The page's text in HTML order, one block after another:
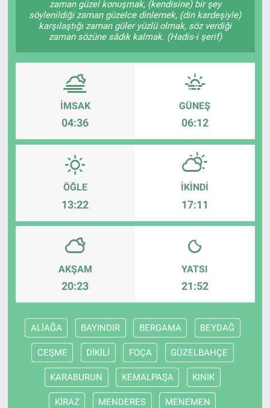
zaman güzel konuşmak, (kendisine) bir şey
söylenildiği zaman güzelce dinlemek, (din kardeşiyle)
karşılaştığı zaman güler yüzlü olmak, söz verdiği
zaman sözüne sâdık kalmak. (Hadis-i şerif)
İMSAK
04:36
GÜNEŞ
06:12
ÖĞLE
13:22
İKINDI
17:11
AKŞAM
20:23
YATSI
21:52
ALİAĞA BAYINDIR BERGAMA BEYDAĞ
CEŞME DİKİLİ FOÇA GÜZELBAHÇE
KARABURUN KEMALPAŞA KINIK
KİRAZ MENDERES MENEMEN
EĞİTİM
MAGAZİN
ÖZEL HABER